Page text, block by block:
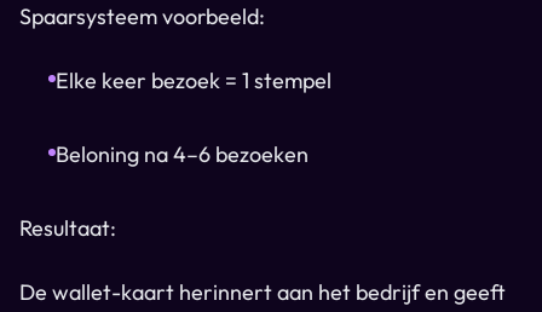
Spaarsysteem voorbeeld:
Elke keer bezoek = 1 stempel
Beloning na 4–6 bezoeken
Resultaat:
De wallet-kaart herinnert aan het bedrijf en geeft